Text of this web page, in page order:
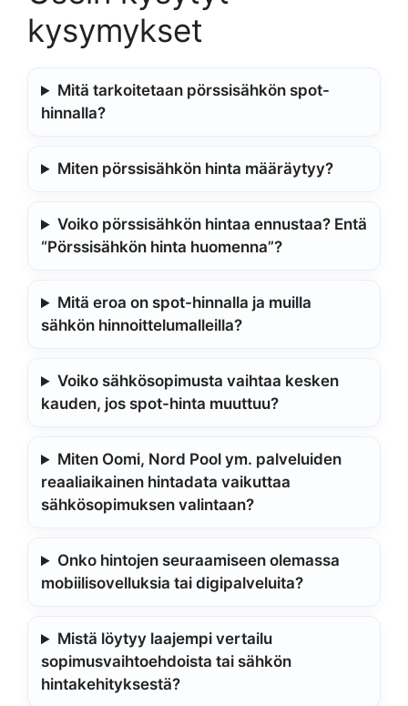
kysymykset
Mitä tarkoitetaan pörssisähkön spot-
hinnalla?
Miten pörssisähkön hinta määräytyy?
Voiko pörssisähkön hintaa ennustaa? Entä
“Pörssisähkön hinta huomenna”?
Mitä eroa on spot-hinnalla ja muilla
sähkön hinnoittelumalleilla?
Voiko sähkösopimusta vaihtaa kesken
kauden, jos spot-hinta muuttuu?
Miten Oomi, Nord Pool ym. palveluiden
reaaliaikainen hintadata vaikuttaa
sähkösopimuksen valintaan?
Onko hintojen seuraamiseen olemassa
mobiilisovelluksia tai digipalveluita?
Mistä löytyy laajempi vertailu
sopimusvaihtoehdoista tai sähkön
hintakehityksestä?